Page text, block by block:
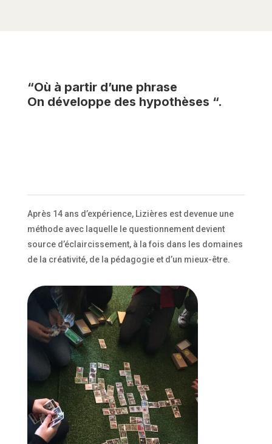
“Où à partir d’une phrase
On développe des hypothèses “.
Après 14 ans d’expérience, Lizières est devenue une
méthode avec laquelle le questionnement devient
source d’éclaircissement, à la fois dans les domaines
de la créativité, de la pédagogie et d’un mieux-être.